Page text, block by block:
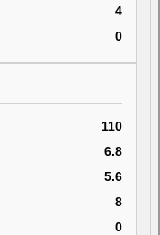
4
0
110
6.8
5.6
8
0